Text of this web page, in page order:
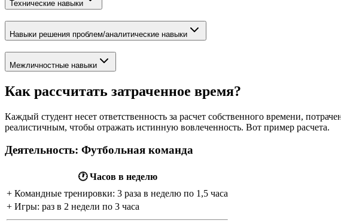
Технические навыки
Навыки решения проблем/аналитические навыки
Межличностные навыки
Как рассчитать затраченное время?
Каждый студент несет ответственность за расчет собственного времени,
реалистичным, чтобы отражать истинную вовлеченность. Вот пример расчета.
Деятельность: Футбольная команда
🕐 Часов в неделю
+ Командные тренировки: 3 раза в неделю по 1,5 часа
+ Игры: раз в 2 недели по 3 часа